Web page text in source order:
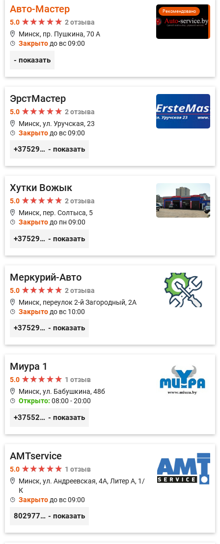
Рекомендовано
Авто-Мастер
5.0
2 отзыва
Минск, пр. Пушкина, 70 А
Закрыто до вс 09:00
- показать
ЭрстМастер
5.0
2 отзыва
Минск, ул. Уручская, 23
Закрыто до вс 09:00
+375296446495 - показать
Хутки Вожык
5.0
2 отзыва
Минск, пер. Солтыса, 5
Закрыто до пн 09:00
+375293714433 - показать
Меркурий-Авто
5.0
2 отзыва
Минск, переулок 2-й Загородный, 2А
Закрыто до вс 10:00
+375291151118 - показать
Миура 1
5.0
1 отзыв
Минск, ул. Бабушкина, 48б
Открыто: 08:00 - 20:00
+3755296691111 - показать
AMTservice
5.0
1 отзыв
Минск, ул. Андреевская, 4А, Литер А, 1/
К
Закрыто до вс 09:00
80297783333 - показать